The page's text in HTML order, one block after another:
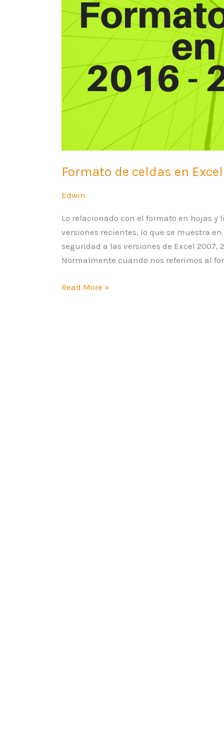
Formato de celdas en
Edwin
Lo relacionado con el formato en hojas y
versiones recientes, lo que se muestra
seguridad a las versiones de Excel 2007,
Normalmente cuando nos referimos al
Excel
2016
–
Read More »